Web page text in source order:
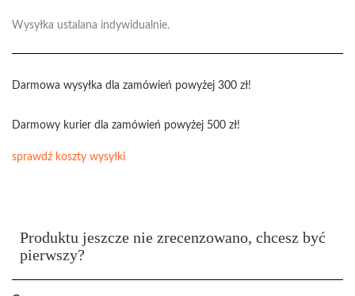
Wysyłka ustalana indywidualnie.
Darmowa wysyłka dla zamówień powyżej 300 zł!
Darmowy kurier dla zamówień powyżej 500 zł!
sprawdź koszty wysyłki
Produktu jeszcze nie zrecenzowano, chcesz być
pierwszy?